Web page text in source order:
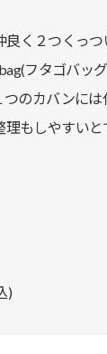
く２つくっつ
フタゴバッ
のカバンに
理もしやすい
)